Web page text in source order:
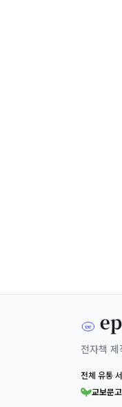
전자책
전체 유통
교보문고